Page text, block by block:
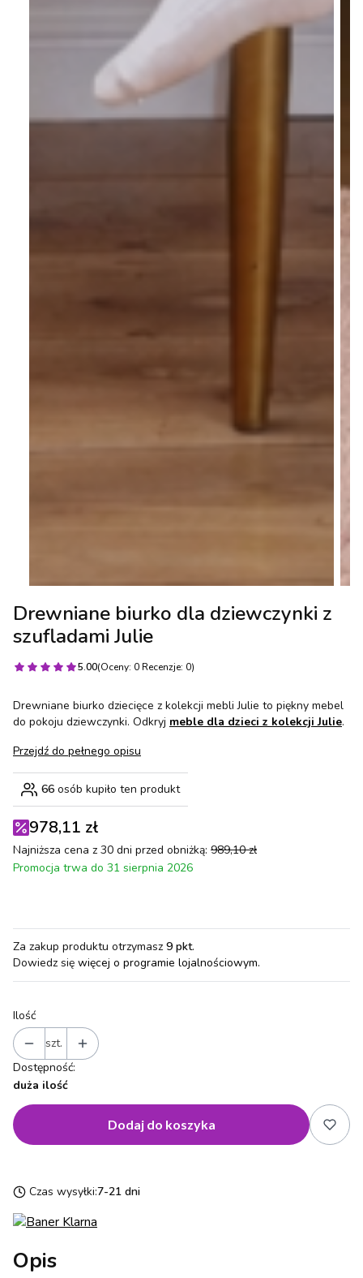
Drewniane biurko dla dziewczynki z
szufladami Julie
5.00(Oceny: 0 Recenzje: 0)
Drewniane biurko dziecięce z kolekcji mebli Julie to piękny mebel
do pokoju dziewczynki. Odkryj meble dla dzieci z kolekcji Julie.
Przejdź do pełnego opisu
66 osób kupiło ten produkt
978,11 zł
Najniższa cena z 30 dni przed obniżką: 989,10 zł
Promocja trwa do 31 sierpnia 2026
Za zakup produktu otrzymasz 9 pkt.
Dowiedz się więcej o programie lojalnościowym.
Ilość
szt.
Dostępność:
duża ilość
Dodaj do koszyka
Czas wysyłki:7-21 dni
Opis